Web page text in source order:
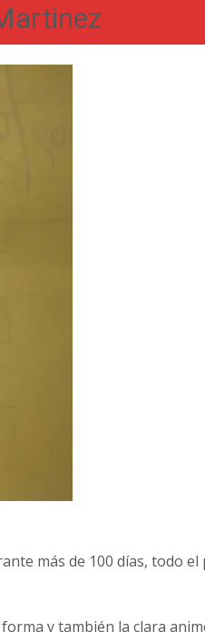
más de 100 días, todo
y también la clara